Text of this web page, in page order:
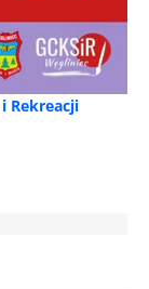
Rekreacji